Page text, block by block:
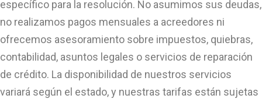
específico para la resolución. No asumimos sus deudas,
no realizamos pagos mensuales a acreedores ni
ofrecemos asesoramiento sobre impuestos, quiebras,
contabilidad, asuntos legales o servicios de reparación
de crédito. La disponibilidad de nuestros servicios
variará según el estado, y nuestras tarifas están sujetas